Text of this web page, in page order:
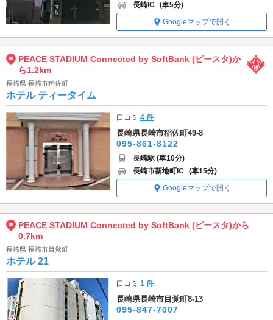
長崎IC (車5分)
Googleマップで開く
PEACE STADIUM Connected by SoftBank (ピースタ)か
ら1.2km
長崎県 長崎市稲佐町
ホテル ティータイム
口コミ4 件
長崎県長崎市稲佐町49-8
095-861-8122
長崎駅 (車10分)
長崎市新地町IC (車15分)
Googleマップで開く
PEACE STADIUM Connected by SoftBank (ピースタ)から
0.7km
長崎県 長崎市目覚町
ホテル 21
口コミ1 件
長崎県長崎市目覚町8-13
095-847-7007